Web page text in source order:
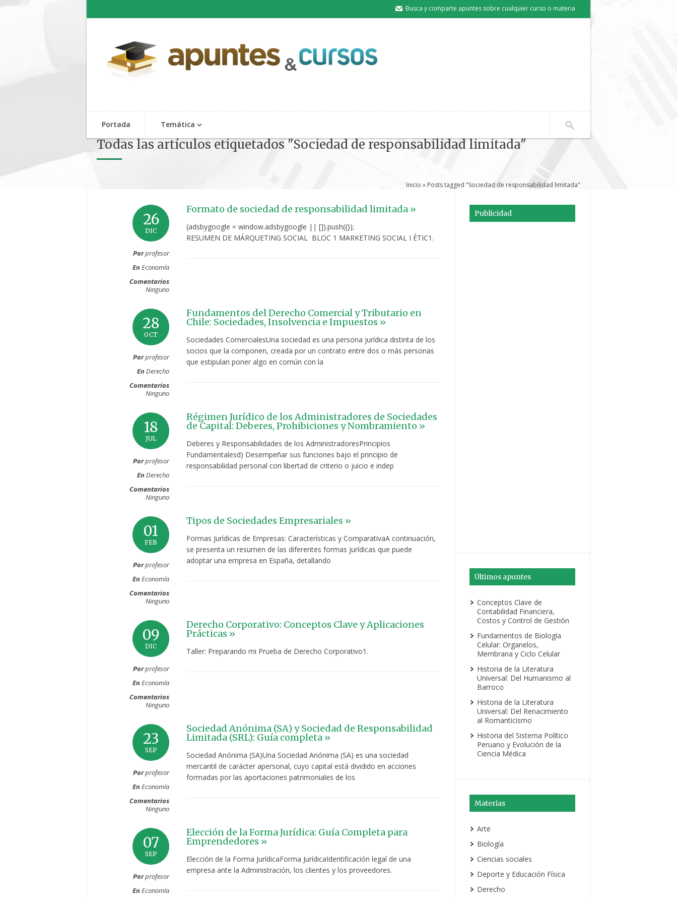
Busca y comparte apuntes sobre cualquier curso o materia
Portada Temática
Todas las artículos etiquetados "Sociedad de responsabilidad limitada"
Inicio » Posts tagged "Sociedad de responsabilidad limitada"
26
DIC
Porprofesor
EnEconomía
Comentarios
Ninguno
Formato de sociedad de responsabilidad limitada »
(adsbygoogle = window.adsbygoogle || []).push({});
RESUMEN DE MÁRQUETING SOCIAL BLOC 1 MARKETING SOCIAL I ÈTIC1.
28
OCT
Porprofesor
EnDerecho
Comentarios
Ninguno
Fundamentos del Derecho Comercial y Tributario en
Chile: Sociedades, Insolvencia e Impuestos »
Sociedades ComercialesUna sociedad es una persona jurídica distinta de los
socios que la componen, creada por un contrato entre dos o más personas
que estipulan poner algo en común con la
18
JUL
Porprofesor
EnDerecho
Comentarios
Ninguno
Régimen Jurídico de los Administradores de Sociedades
de Capital: Deberes, Prohibiciones y Nombramiento »
Deberes y Responsabilidades de los AdministradoresPrincipios
Fundamentalesd) Desempeñar sus funciones bajo el principio de
responsabilidad personal con libertad de criterio o juicio e indep
01
FEB
Porprofesor
EnEconomía
Comentarios
Ninguno
Tipos de Sociedades Empresariales »
Formas Jurídicas de Empresas: Características y ComparativaA continuación,
se presenta un resumen de las diferentes formas jurídicas que puede
adoptar una empresa en España, detallando
09
DIC
Porprofesor
EnEconomía
Comentarios
Ninguno
Derecho Corporativo: Conceptos Clave y Aplicaciones
Prácticas »
Taller: Preparando mi Prueba de Derecho Corporativo1.
23
SEP
Porprofesor
EnEconomía
Comentarios
Ninguno
Sociedad Anónima (SA) y Sociedad de Responsabilidad
Limitada (SRL): Guía completa »
Sociedad Anónima (SA)Una Sociedad Anónima (SA) es una sociedad
mercantil de carácter apersonal, cuyo capital está dividido en acciones
formadas por las aportaciones patrimoniales de los
07
SEP
Porprofesor
EnEconomía
Elección de la Forma Jurídica: Guía Completa para
Emprendedores »
Elección de la Forma JurídicaForma JurídicaIdentificación legal de una
empresa ante la Administración, los clientes y los proveedores.
Publicidad
Últimos apuntes
Conceptos Clave de
Contabilidad Financiera,
Costos y Control de Gestión
Fundamentos de Biología
Celular: Organelos,
Membrana y Ciclo Celular
Historia de la Literatura
Universal: Del Humanismo al
Barroco
Historia de la Literatura
Universal: Del Renacimiento
al Romanticismo
Historia del Sistema Político
Peruano y Evolución de la
Ciencia Médica
Materias
Arte
Biología
Ciencias sociales
Deporte y Educación Física
Derecho